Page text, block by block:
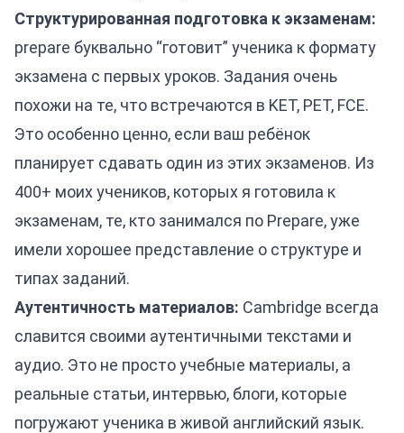
Структурированная подготовка к экзаменам:
prepare буквально “готовит” ученика к формату
экзамена с первых уроков. Задания очень
похожи на те, что встречаются в KET, PET, FCE.
Это особенно ценно, если ваш ребёнок
планирует сдавать один из этих экзаменов. Из
400+ моих учеников, которых я готовила к
экзаменам, те, кто занимался по Prepare, уже
имели хорошее представление о структуре и
типах заданий.
Аутентичность материалов: Cambridge всегда
славится своими аутентичными текстами и
аудио. Это не просто учебные материалы, а
реальные статьи, интервью, блоги, которые
погружают ученика в живой английский язык.